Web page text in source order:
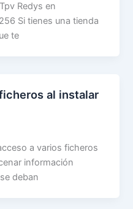
Redys en
Si tienes una tienda
te
al instalar
a varios ficheros
información
deban